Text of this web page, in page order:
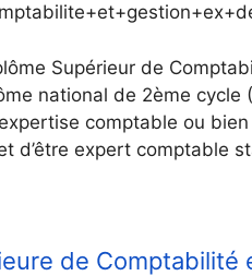
Supérieur de
national de 2ème
comptable ou
d’être expert comptable
de